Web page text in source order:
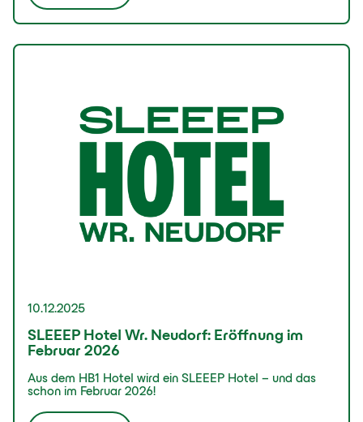
10.12.2025
SLEEEP Hotel Wr. Neudorf: Eröffnung im
Februar 2026
Aus dem HB1 Hotel wird ein SLEEEP Hotel – und das
schon im Februar 2026!